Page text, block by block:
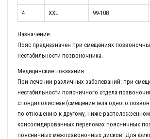
4 XXL 99-108
Назначение:
Пояс предназначен при смещениях
нестабильности позвоночника.
Медицинские показания
При лечении различных заболеваний: при
нестабильности поясничного отдела
спондилолистезе (смещение тела одного
по отношению к другому, ниже
консолидированных переломах поясничных
поясничных межпозвоночных дисков. Для